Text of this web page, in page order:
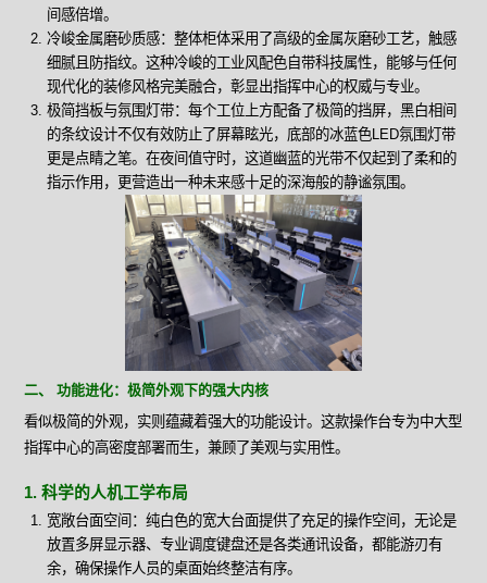
间感倍增。
冷峻金属磨砂质感：整体柜体采用了高级的金属灰磨砂工艺，触感
细腻且防指纹。这种冷峻的工业风配色自带科技属性，能够与任何
现代化的装修风格完美融合，彰显出指挥中心的权威与专业。
极简挡板与氛围灯带：每个工位上方配备了极简的挡屏，黑白相间
的条纹设计不仅有效防止了屏幕眩光，底部的冰蓝色LED氛围灯带
更是点睛之笔。在夜间值守时，这道幽蓝的光带不仅起到了柔和的
指示作用，更营造出一种未来感十足的深海般的静谧氛围。
二、 功能进化：极简外观下的强大内核
看似极简的外观，实则蕴藏着强大的功能设计。这款操作台专为中大型
指挥中心的高密度部署而生，兼顾了美观与实用性。
1. 科学的人机工学布局
宽敞台面空间：纯白色的宽大台面提供了充足的操作空间，无论是
放置多屏显示器、专业调度键盘还是各类通讯设备，都能游刃有
余，确保操作人员的桌面始终整洁有序。